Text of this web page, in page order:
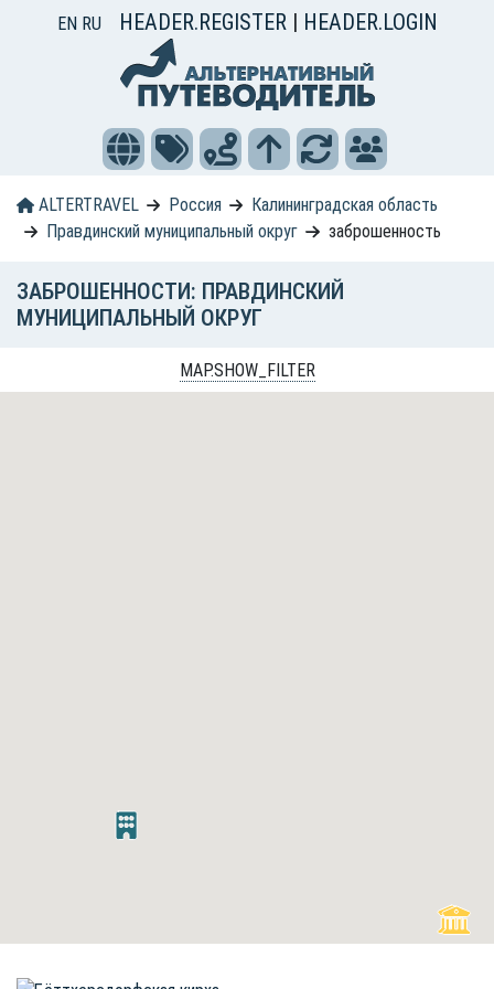
EN RU HEADER.REGISTER | HEADER.LOGIN
ALTERTRAVEL Россия
Калининградская область
Правдинский муниципальный округ
заброшенность
ЗАБРОШЕННОСТИ: ПРАВДИНСКИЙ
МУНИЦИПАЛЬНЫЙ ОКРУГ
MAP.SHOW_FILTER